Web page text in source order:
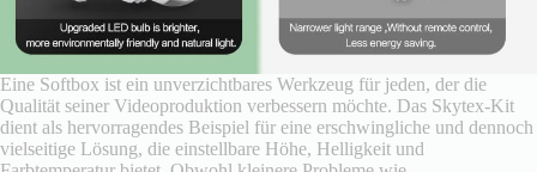
Eine Softbox ist ein unverzichtbares Werkzeug für jeden, der die
Qualität seiner Videoproduktion verbessern möchte. Das Skytex-Kit
dient als hervorragendes Beispiel für eine erschwingliche und dennoch
vielseitige Lösung, die einstellbare Höhe, Helligkeit und